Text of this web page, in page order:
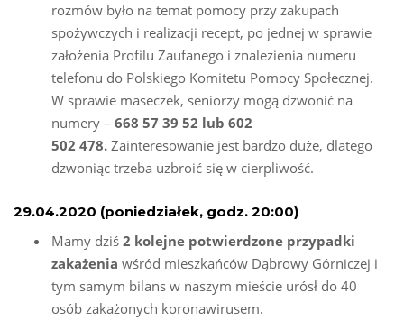
rozmów było na temat pomocy przy zakupach
spożywczych i realizacji recept, po jednej w sprawie
założenia Profilu Zaufanego i znalezienia numeru
telefonu do Polskiego Komitetu Pomocy Społecznej.
W sprawie maseczek, seniorzy mogą dzwonić na
numery – 668 57 39 52 lub 602
502 478. Zainteresowanie jest bardzo duże, dlatego
dzwoniąc trzeba uzbroić się w cierpliwość.
29.04.2020 (poniedziałek, godz. 20:00)
Mamy dziś 2 kolejne potwierdzone przypadki
zakażenia wśród mieszkańców Dąbrowy Górniczej i
tym samym bilans w naszym mieście urósł do 40
osób zakażonych koronawirusem.